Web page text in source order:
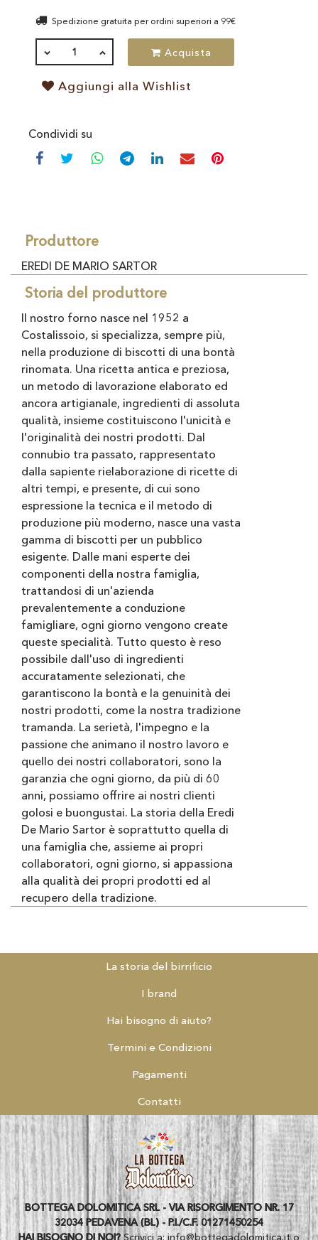
Spedizione gratuita per ordini superiori a 99€
QUANTITÀ Acquista
Aggiungi alla Wishlist
Condividi su
Produttore
EREDI DE MARIO SARTOR
Storia del produttore
Il nostro forno nasce nel 1952 a
Costalissoio, si specializza, sempre più,
nella produzione di biscotti di una bontà
rinomata. Una ricetta antica e preziosa,
un metodo di lavorazione elaborato ed
ancora artigianale, ingredienti di assoluta
qualità, insieme costituiscono l'unicità e
l'originalità dei nostri prodotti. Dal
connubio tra passato, rappresentato
dalla sapiente rielaborazione di ricette di
altri tempi, e presente, di cui sono
espressione la tecnica e il metodo di
produzione più moderno, nasce una vasta
gamma di biscotti per un pubblico
esigente. Dalle mani esperte dei
componenti della nostra famiglia,
trattandosi di un'azienda
prevalentemente a conduzione
famigliare, ogni giorno vengono create
queste specialità. Tutto questo è reso
possibile dall'uso di ingredienti
accuratamente selezionati, che
garantiscono la bontà e la genuinità dei
nostri prodotti, come la nostra tradizione
tramanda. La serietà, l'impegno e la
passione che animano il nostro lavoro e
quello dei nostri collaboratori, sono la
garanzia che ogni giorno, da più di 60
anni, possiamo offrire ai nostri clienti
golosi e buongustai. La storia della Eredi
De Mario Sartor è soprattutto quella di
una famiglia che, assieme ai propri
collaboratori, ogni giorno, si appassiona
alla qualità dei propri prodotti ed al
recupero della tradizione.
La storia del birrificio
I brand
Hai bisogno di aiuto?
Termini e Condizioni
Pagamenti
Contatti
BOTTEGA DOLOMITICA SRL - VIA RISORGIMENTO NR. 17
32034 PEDAVENA (BL) - P.I./C.F. 01271450254
HAI BISOGNO DI NOI?Scrivici a:info@bottegadolomitica.ito